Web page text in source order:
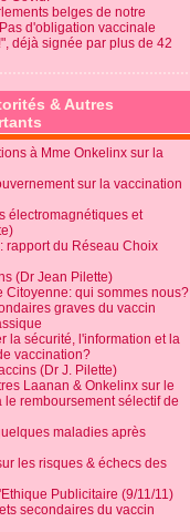
belges de notre
d'obligation vaccinale
déjà signée par plus de 42
& Autres
à Mme Onkelinx sur la
sur la vaccination
électromagnétiques et
rapport du Réseau Choix
(Dr Jean Pilette)
Citoyenne: qui sommes nous?
graves du vaccin
la sécurité, l'information et la
vaccination?
(Dr J. Pilette)
Laanan & Onkelinx sur le
remboursement sélectif de
maladies après
les risques & échecs des
Publicitaire (9/11/11)
secondaires du vaccin